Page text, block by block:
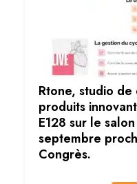
Rtone, studio
produits
E128 sur le
septembre
Congrès.